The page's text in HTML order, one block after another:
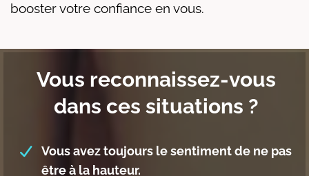
booster votre confiance en vous.
Vous reconnaissez-vous
dans ces situations ?
Vous avez toujours le sentiment de ne pas
être à la hauteur.